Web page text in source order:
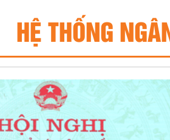
HỆ THỐNG